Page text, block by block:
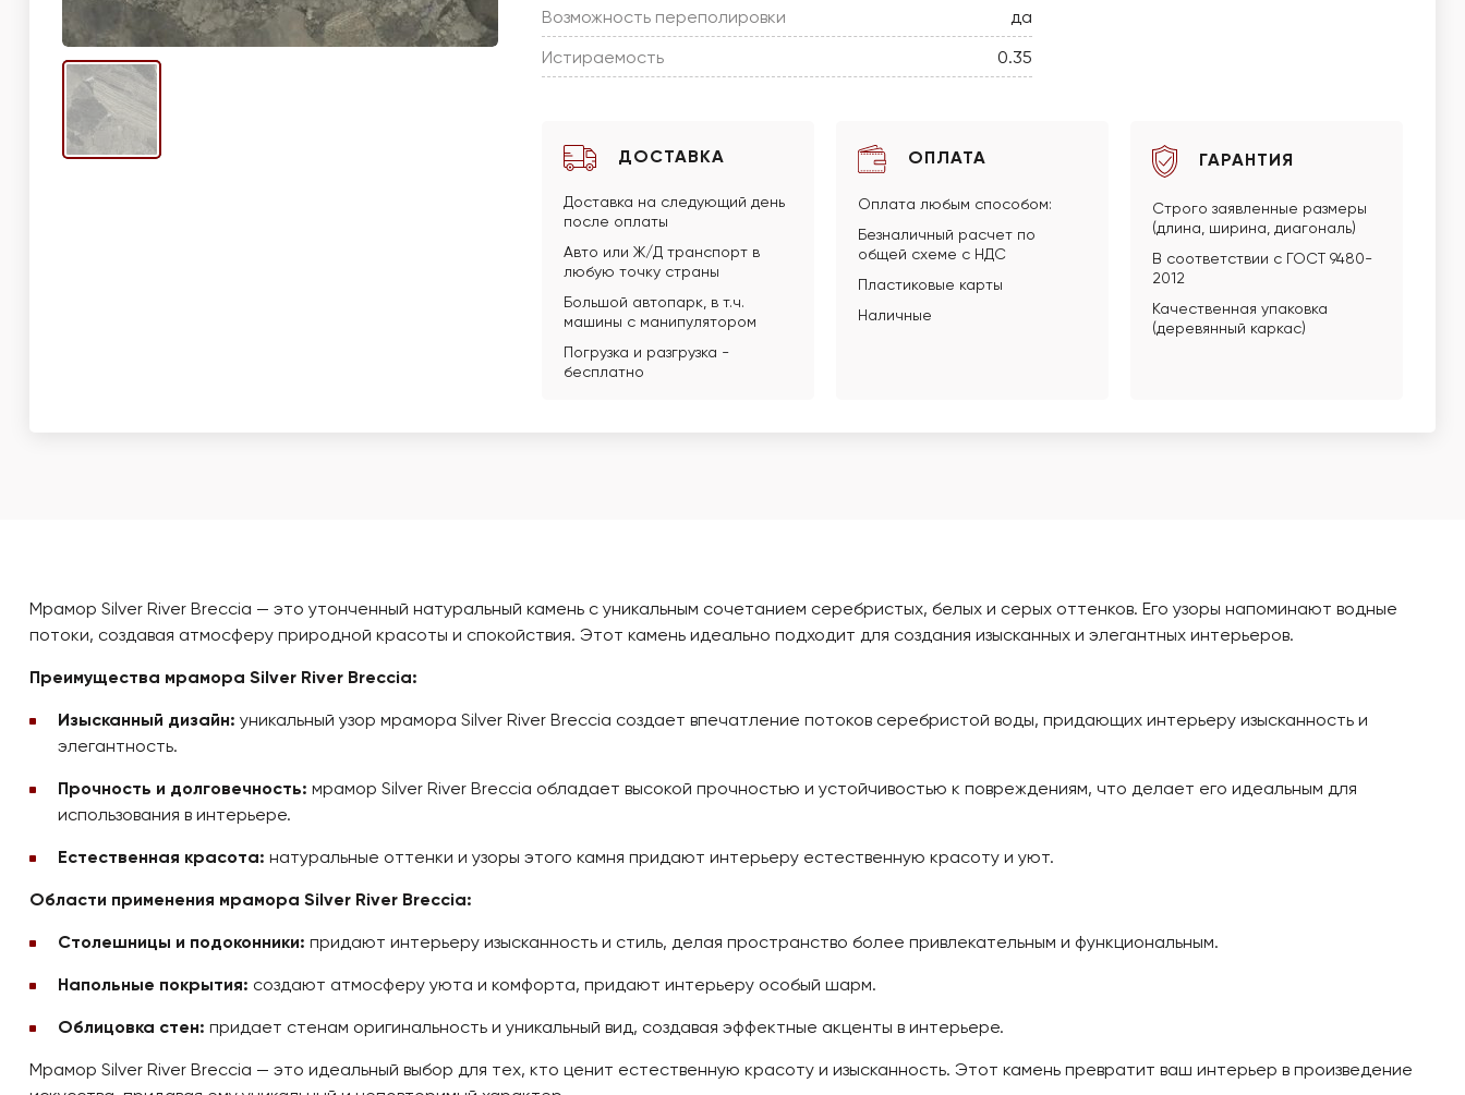
Возможность переполировки да
Истираемость 0.35
ДОСТАВКА
Доставка на следующий день
после оплаты
Авто или Ж/Д транспорт в
любую точку страны
Большой автопарк, в т.ч.
машины с манипулятором
Погрузка и разгрузка -
бесплатно
ОПЛАТА
Оплата любым способом:
Безналичный расчет по
общей схеме с НДС
Пластиковые карты
Наличные
ГАРАНТИЯ
Строго заявленные размеры
(длина, ширина, диагональ)
В соответствии с ГОСТ 9480-
2012
Качественная упаковка
(деревянный каркас)
Мрамор Silver River Breccia — это утонченный натуральный камень с уникальным сочетанием серебристых, белых и серых оттенков. Его узоры напоминают водные
потоки, создавая атмосферу природной красоты и спокойствия. Этот камень идеально подходит для создания изысканных и элегантных интерьеров.
Преимущества мрамора Silver River Breccia:
Изысканный дизайн: уникальный узор мрамора Silver River Breccia создает впечатление потоков серебристой воды, придающих интерьеру изысканность и
элегантность.
Прочность и долговечность: мрамор Silver River Breccia обладает высокой прочностью и устойчивостью к повреждениям, что делает его идеальным для
использования в интерьере.
Естественная красота: натуральные оттенки и узоры этого камня придают интерьеру естественную красоту и уют.
Области применения мрамора Silver River Breccia:
Столешницы и подоконники: придают интерьеру изысканность и стиль, делая пространство более привлекательным и функциональным.
Напольные покрытия: создают атмосферу уюта и комфорта, придают интерьеру особый шарм.
Облицовка стен: придает стенам оригинальность и уникальный вид, создавая эффектные акценты в интерьере.
Мрамор Silver River Breccia — это идеальный выбор для тех, кто ценит естественную красоту и изысканность. Этот камень превратит ваш интерьер в произведение